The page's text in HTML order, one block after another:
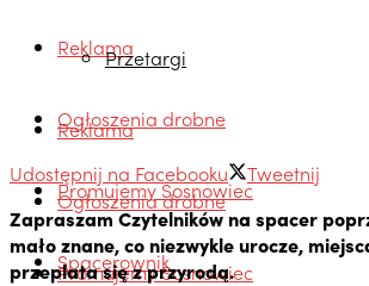
Reklama
Ogłoszenia drobne
Promujemy Sosnowiec
Spacerownik
Przetargi
Reklama
Ogłoszenia drobne
Promujemy Sosnowiec
Udostępnij na Facebooku
Tweetnij
Zapraszam Czytelników na spacer
mało znane, co niezwykle urocze,
przeplata się z przyrodą.